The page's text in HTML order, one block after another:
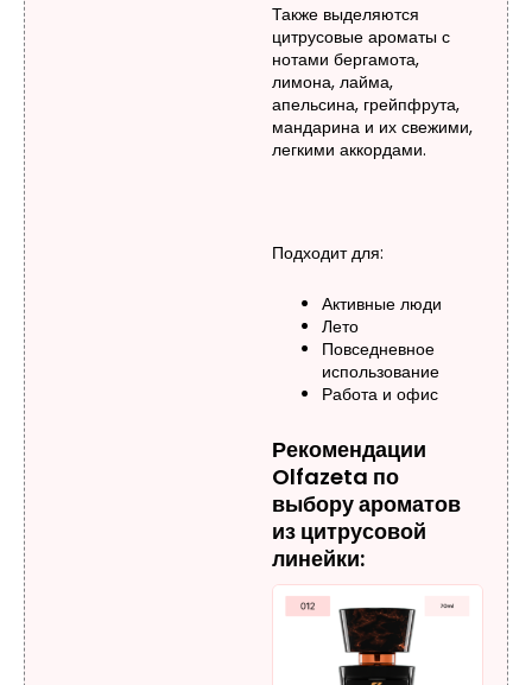
Также выделяются
цитрусовые ароматы с
нотами бергамота,
лимона, лайма,
апельсина, грейпфрута,
мандарина и их свежими,
легкими аккордами.
Подходит для:
Активные люди
Лето
Повседневное
использование
Работа и офис
Рекомендации
Olfazeta по
выбору ароматов
из цитрусовой
линейки: